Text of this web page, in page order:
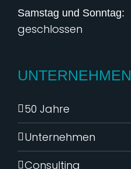
Samstag und Sonntag:
geschlossen
UNTERNEHMEN
50 Jahre
Unternehmen
Consulting